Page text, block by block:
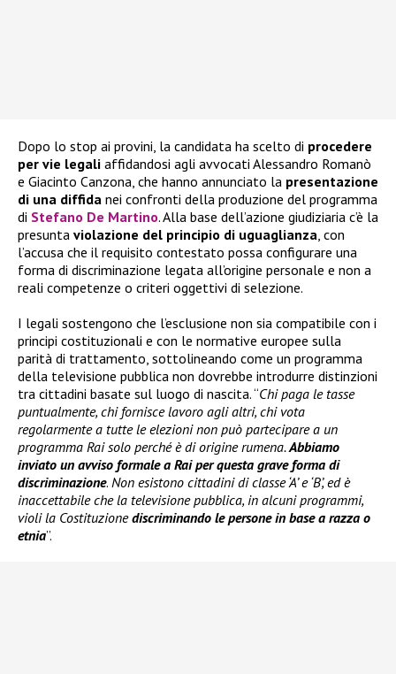
Dopo lo stop ai provini, la candidata ha scelto di procedere
per vie legali affidandosi agli avvocati Alessandro Romanò
e Giacinto Canzona, che hanno annunciato la presentazione
di una diffida nei confronti della produzione del programma
di Stefano De Martino. Alla base dell’azione giudiziaria c’è la
presunta violazione del principio di uguaglianza, con
l’accusa che il requisito contestato possa configurare una
forma di discriminazione legata all’origine personale e non a
reali competenze o criteri oggettivi di selezione.
I legali sostengono che l’esclusione non sia compatibile con i
principi costituzionali e con le normative europee sulla
parità di trattamento, sottolineando come un programma
della televisione pubblica non dovrebbe introdurre distinzioni
tra cittadini basate sul luogo di nascita. “Chi paga le tasse
puntualmente, chi fornisce lavoro agli altri, chi vota
regolarmente a tutte le elezioni non può partecipare a un
programma Rai solo perché è di origine rumena.Abbiamo
inviato un avviso formale a Rai per questa grave forma di
discriminazione. Non esistono cittadini di classe ‘A’ e ‘B’, ed è
inaccettabile che la televisione pubblica, in alcuni programmi,
violi la Costituzionediscriminando le persone in base a razza o
etnia”.